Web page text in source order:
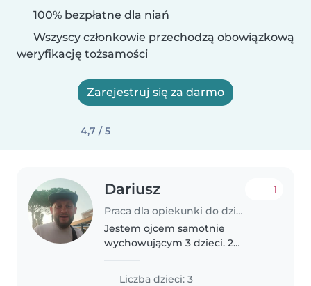
100% bezpłatne dla niań
Wszyscy członkowie przechodzą obowiązkową
weryfikację tożsamości
Zarejestruj się za darmo
4,7 / 5
Dariusz
Praca dla opiekunki do dziecka w Opole
1
Jestem ojcem samotnie
wychowującym 3 dzieci. 2
dziewczynki (4lata)
Liczba dzieci: 3